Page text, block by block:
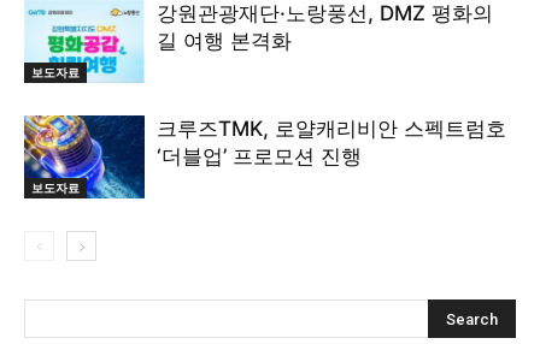
보도자료
강원관광재단·노랑풍선, DMZ 평화의
길 여행 본격화
보도자료
크루즈TMK, 로얄캐리비안 스펙트럼호
‘더블업’ 프로모션 진행